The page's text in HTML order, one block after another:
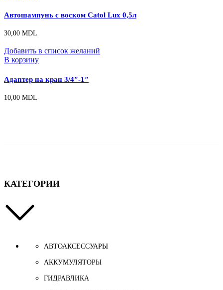
Автошампунь с воском Catol Lux 0,5л
30,00 MDL
Добавить в список желаний
В корзину
Адаптер на кран 3/4″-1″
10,00 MDL
КАТЕГОРИИ
АВТОАКСЕССУАРЫ
АККУМУЛЯТОРЫ
ГИДРАВЛИКА